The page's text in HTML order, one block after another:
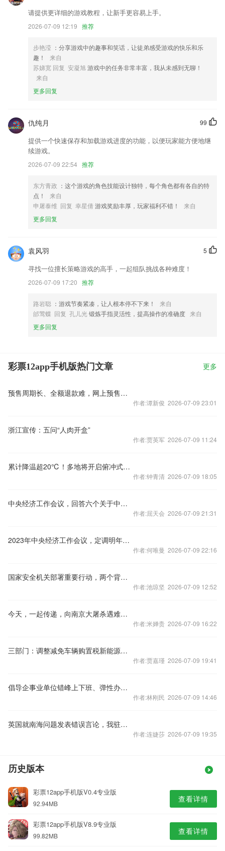
新增住房和城乡建设部令约170条
去除一些过期的方法和引用；
【新增】长按自动化更多按钮，可以直接编辑；
更新电子证照功能；
新增思拓力R3全站仪展讯RTK型号
国内卓越语音合成技术，磁性帅哥，英语老师，傲娇小姨等高品质声音，
联系我们
以上就是彩票12app手机版的介绍，如果您喜欢这款软件，您可以到应用
商店进行打分评论，说出您的使用经历，以帮助我们更好的对产品进行优
化修改。
请提供更详细的游戏教程，让新手更容易上手。
2026-07-09 12:19 推荐
步艳滢 ：分享游戏中的趣事和笑话，让徒弟感受游戏的快乐和乐
趣！
来自
苏娣宽 回复 安凝旭游戏中的任务非常丰富，我从未感到无聊！
来自
更多回复
99
仇纯月
提供一个快速保存和加载游戏进度的功能，以便玩家能方便地继
续游戏。
2026-07-09 22:54 推荐
东方青政 ：这个游戏的角色技能设计独特，每个角色都有各自的特
点！
来自
申屠泰维 回复 幸星倩游戏奖励丰厚，玩家福利不错！
来自
更多回复
5
袁风羽
寻找一位擅长策略游戏的高手，一起组队挑战各种难度！
2026-07-09 17:20 推荐
路岩聪 ：游戏节奏紧凑，让人根本停不下来！
来自
邰莺蝶 回复 孔儿光锻炼手指灵活性，提高操作的准确度 来自
更多回复
彩票12app手机版热门文章 更多
预售周期长、全额退款难，网上预售票套路埋得深
作者:谭新俊 2026-07-09 23:01
浙江宣传：五问“人肉开盒”
作者:贾英军 2026-07-09 11:24
累计降温超20℃！多地将开启俯冲式降温
作者:钟青清 2026-07-09 18:05
中央经济工作会议，回答六个关于中国经济的重要问题
作者:屈天会 2026-07-09 21:31
2023年中央经济工作会议，定调明年经济工作
作者:何唯曼 2026-07-09 22:16
国家安全机关部署重要行动，两个背景值得关注
作者:池琼坚 2026-07-09 12:52
今天，一起传递，向南京大屠杀遇难同胞致哀！
作者:米婵贵 2026-07-09 16:22
三部门：调整减免车辆购置税新能源汽车产品技术要求
作者:贾嘉瑾 2026-07-09 19:41
倡导企事业单位错峰上下班、弹性办公！北京发布七条响应措施
作者:林刚民 2026-07-09 14:46
英国就南海问题发表错误言论，我驻英使馆：提出严正交涉
作者:连婕莎 2026-07-09 19:35
历史版本
彩票12app手机版V0.4专业版
92.94MB 查看详情
彩票12app手机版V8.9专业版
99.82MB 查看详情